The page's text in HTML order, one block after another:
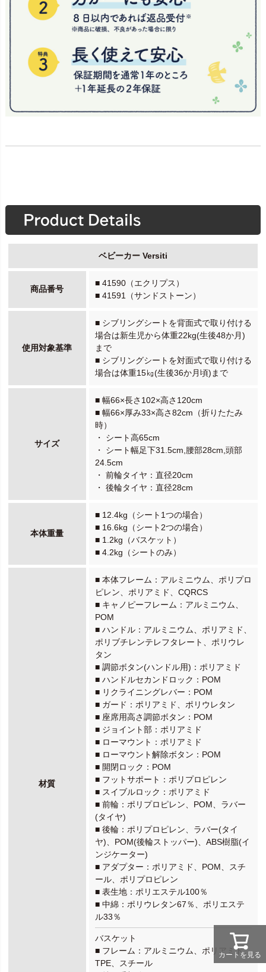
ベビーカー Versiti
商品番号
■ 41590（エクリプス）
■ 41591（サンドストーン）
使用対象基準
■ シブリングシートを背面式で取り付ける
場合は新生児から体重22kg(生後48か月)
まで
■ シブリングシートを対面式で取り付ける
場合は体重15㎏(生後36か月頃)まで
サイズ
■ 幅66×長さ102×高さ120cm
■ 幅66×厚み33×高さ82cm（折りたたみ
時）
・ シート高65cm
・ シート幅足下31.5cm,腰部28cm,頭部
24.5cm
・ 前輪タイヤ：直径20cm
・ 後輪タイヤ：直径28cm
本体重量
■ 12.4kg（シート1つの場合）
■ 16.6kg（シート2つの場合）
■ 1.2kg（バスケット）
■ 4.2kg（シートのみ）
材質
■ 本体フレーム：アルミニウム、ポリプロ
ピレン、ポリアミド、CQRCS
■ キャノピーフレーム：アルミニウム、
POM
■ ハンドル：アルミニウム、ポリアミド、
ポリブチレンテレフタレート、ポリウレ
タン
■ 調節ボタン(ハンドル用)：ポリアミド
■ ハンドルセカンドロック：POM
■ リクライニングレバー：POM
■ ガード：ポリアミド、ポリウレタン
■ 座席用高さ調節ボタン：POM
■ ジョイント部：ポリアミド
■ ローマウント：ポリアミド
■ ローマウント解除ボタン：POM
■ 開閉ロック：POM
■ フットサポート：ポリプロピレン
■ スイブルロック：ポリアミド
■ 前輪：ポリプロピレン、POM、ラバー
(タイヤ)
■ 後輪：ポリプロピレン、ラバー(タイ
ヤ)、POM(後輪ストッパー)、ABS樹脂(イ
ンジケーター)
■ アダプター：ポリアミド、POM、スチ
ール、ポリプロピレン
■ 表生地：ポリエステル100％
■ 中綿：ポリウレタン67％、ポリエステ
ル33％
バスケット
■ フレーム：アルミニウム、ポリアミド、
TPE、スチール
カートを見る